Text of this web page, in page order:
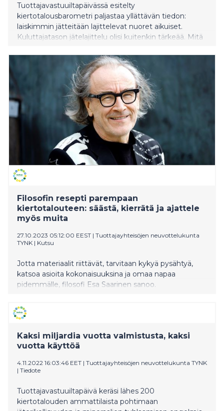
Tuottajavastuuiltapäivässä esitelty
kiertotalousbarometri paljastaa yllättävän tiedon:
laiskimmin jätteitään lajittelevat nuoret aikuiset.
Kuluttajatason jätelajittelu olisi kuitenkin tärkeää. Mitä
raaka-aineet saadaan kierrätettyä uusiokäyttöön.
Filosofin resepti parempaan
kiertotalouteen: säästä, kierrätä ja ajattele
myös muita
27.10.2023 05:12:00 EEST | Tuottajayhteisöjen neuvottelukunta
TYNK | Kutsu
Jotta materiaalit riittävät, tarvitaan kykyä pysähtyä,
katsoa asioita kokonaisuuksina ja omaa napaa
pidemmälle, filosofi Esa Saarinen sanoo.
Tuottajavastuuiltapäivä kerää eri alojen asiantuntijat
materiaalikysymysten äärelle Tampere-taloon
Kaksi miljardia vuotta valmistusta, kaksi
vuotta käyttöä
4.11.2022 16:03:46 EET | Tuottajayhteisöjen neuvottelukunta TYNK
| Tiedote
Tuottajavastuuiltapäivä keräsi lähes 200
kiertotalouden ammattilaista pohtimaan